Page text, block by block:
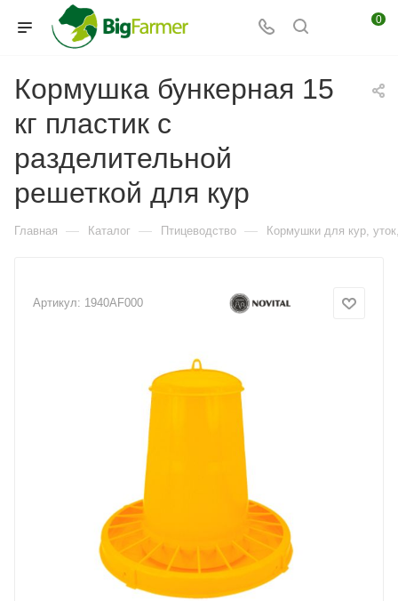
0
Кормушка бункерная 15
кг пластик с
разделительной
решеткой для кур
Главная — Каталог — Птицеводство — Кормушки для кур,
Артикул: 1940AF000